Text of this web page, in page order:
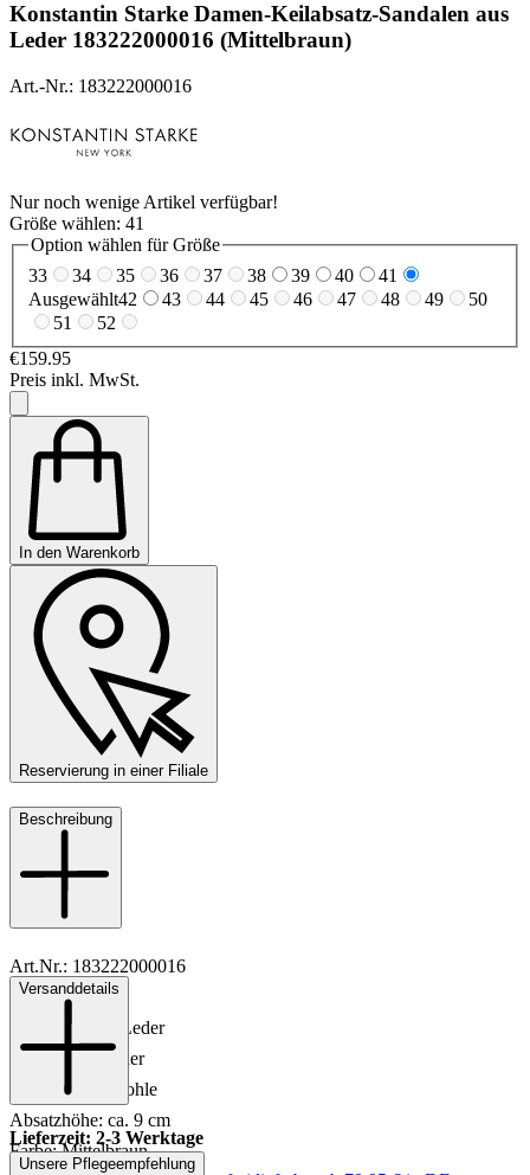
Konstantin Starke Damen-Keilabsatz-Sandalen aus
Leder 183222000016 (Mittelbraun)
Art.-Nr.: 183222000016
Nur noch wenige Artikel verfügbar!
Größe wählen: 41
Option wählen für Größe
33
34 35 36 37 38 39 40
41
Ausgewählt42 43 44 45 46 47 48 49
50
51
52
€159.95
Preis inkl. MwSt.
In den Warenkorb
Reservierung in einer Filiale
Beschreibung
Art.Nr.: 183222000016
Material: Leder
Innenmaterial: Leder
Innensohle: Leder
Sohle: Gummisohle
Absatzhöhe: ca. 9 cm
Farbe: Mittelbraun
Versanddetails
Lieferzeit: 2-3 Werktage
Unsere Pflegeempfehlung